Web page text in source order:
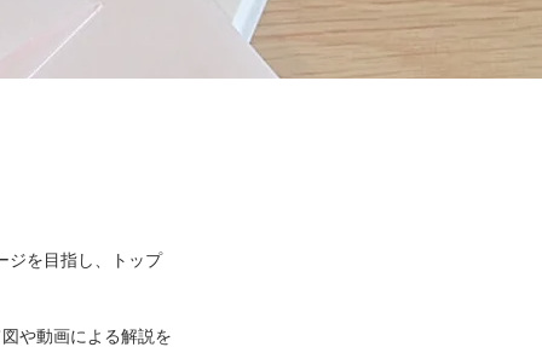
ジを目指し、トップ
や動画による解説を